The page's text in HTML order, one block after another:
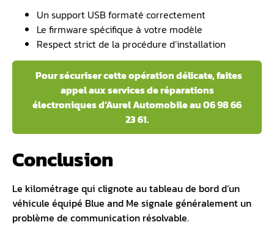
Un support USB formaté correctement
Le firmware spécifique à votre modèle
Respect strict de la procédure d’installation
Pour sécuriser cette opération délicate, faites
appel aux services de réparations
électroniques d’Aurel Automobile au 06 98 66
23 61.
Conclusion
Le kilométrage qui clignote au tableau de bord d’un
véhicule équipé Blue and Me signale généralement un
problème de communication résolvable.